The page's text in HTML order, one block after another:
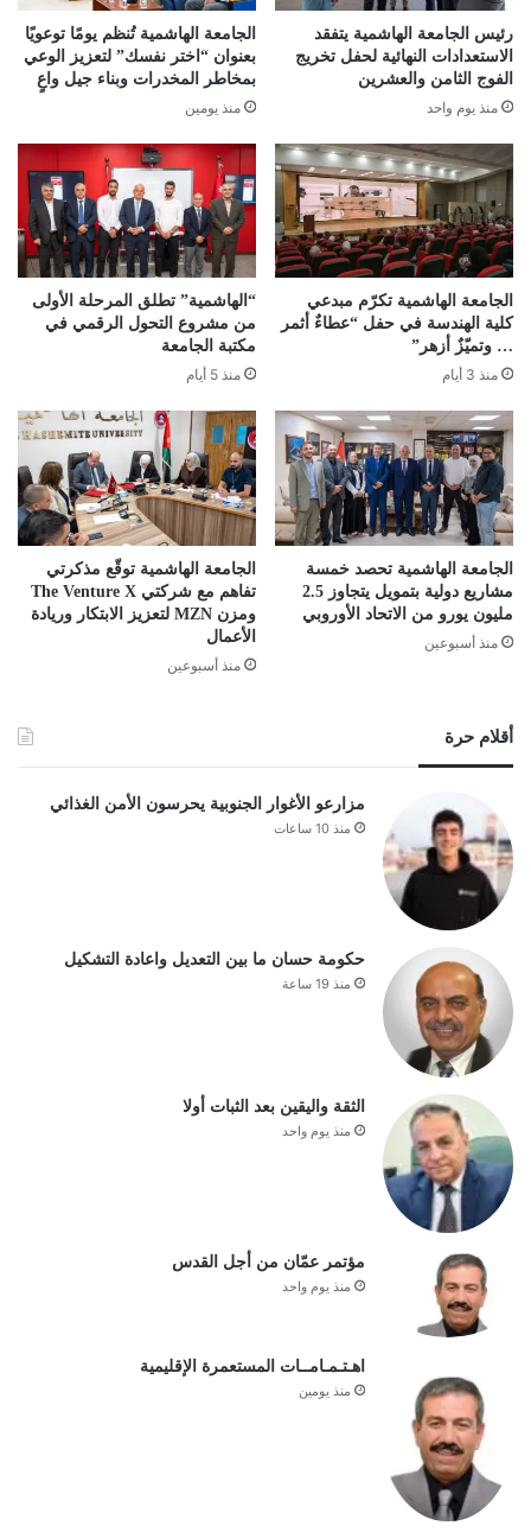
رئيس الجامعة الهاشمية يتفقد
الاستعدادات النهائية لحفل تخريج
الفوج الثامن والعشرين
منذ يوم واحد
الجامعة الهاشمية تُنظم يومًا توعويًا
بعنوان “اختر نفسك” لتعزيز الوعي
بمخاطر المخدرات وبناء جيل واعٍ
منذ يومين
الجامعة الهاشمية تكرّم مبدعي
كلية الهندسة في حفل “عطاءٌ أثمر
… وتميّزٌ أزهر”
منذ 3 أيام
“الهاشمية” تطلق المرحلة الأولى
من مشروع التحول الرقمي في
مكتبة الجامعة
منذ 5 أيام
الجامعة الهاشمية تحصد خمسة
مشاريع دولية بتمويل يتجاوز 2.5
مليون يورو من الاتحاد الأوروبي
منذ أسبوعين
الجامعة الهاشمية توقّع مذكرتي
تفاهم مع شركتي The Venture X
ومزن MZN لتعزيز الابتكار وريادة
الأعمال
منذ أسبوعين
أقلام حرة
مزارعو الأغوار الجنوبية يحرسون الأمن الغذائي
منذ 10 ساعات
حكومة حسان ما بين التعديل واعادة التشكيل
منذ 19 ساعة
الثقة واليقين بعد الثبات أولا
منذ يوم واحد
مؤتمر عمّان من أجل القدس
منذ يوم واحد
اهـتـمـامــات المستعمرة الإقليمية
منذ يومين